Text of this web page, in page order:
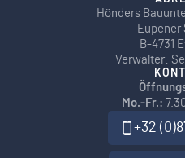
Hönders
Eupener
B-4731
Verwalter:
Mo.-Fr.:
+32